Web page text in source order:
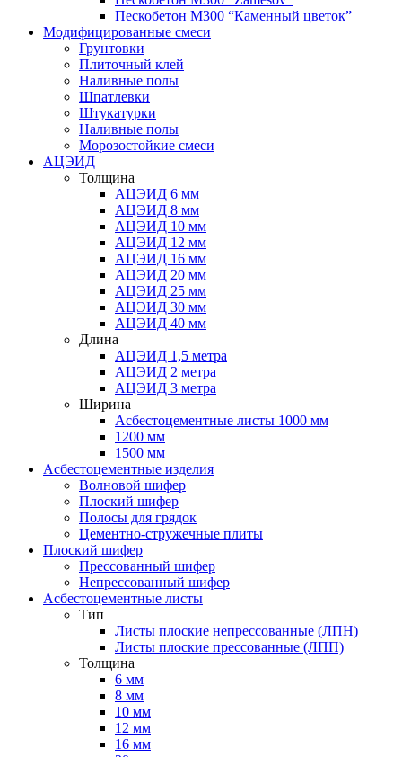
Пескобетон М300 “Каменный цветок”
Модифицированные смеси
Грунтовки
Плиточный клей
Наливные полы
Шпатлевки
Штукатурки
Наливные полы
Морозостойкие смеси
АЦЭИД
Толщина
АЦЭИД 6 мм
АЦЭИД 8 мм
АЦЭИД 10 мм
АЦЭИД 12 мм
АЦЭИД 16 мм
АЦЭИД 20 мм
АЦЭИД 25 мм
АЦЭИД 30 мм
АЦЭИД 40 мм
Длина
АЦЭИД 1,5 метра
АЦЭИД 2 метра
АЦЭИД 3 метра
Ширина
Асбестоцементные листы 1000 мм
1200 мм
1500 мм
Асбестоцементные изделия
Волновой шифер
Плоский шифер
Полосы для грядок
Цементно-стружечные плиты
Плоский шифер
Прессованный шифер
Непрессованный шифер
Асбестоцементные листы
Тип
Листы плоские непрессованные (ЛПН)
Листы плоские прессованные (ЛПП)
Толщина
6 мм
8 мм
10 мм
12 мм
16 мм